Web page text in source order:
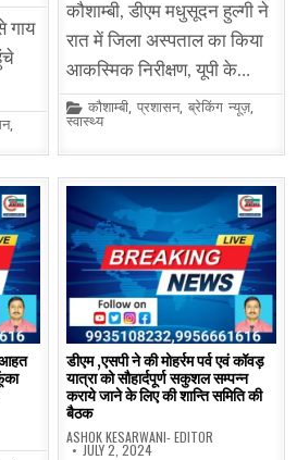
गाय
,
कौशाम्बी, डीएम मधुसूदन हुल्गी ने
रात में जिला अस्पताल का किया
आकस्मिक निरीक्षण, यूपी के…
Posted
in
कौशाम्बी,प्रशासन,ब्रेकिंग न्यूज़,
स्वास्थ्य
आहत
डीएम ,एसपी ने की मोहर्रम पर्व एवं कॉवड़
यात्रा को सौहार्दपूर्ण सकुशल सम्पन्न
कराये जाने के लिए की शान्ति समिति की
बैठक
ASHOK KESARWANI- EDITOR
JULY 2, 2024